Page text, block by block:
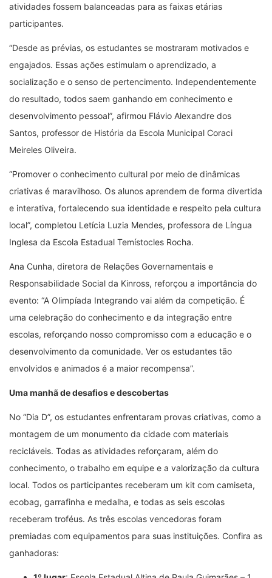
atividades fossem balanceadas para as faixas etárias
participantes.
“Desde as prévias, os estudantes se mostraram motivados e
engajados. Essas ações estimulam o aprendizado, a
socialização e o senso de pertencimento. Independentemente
do resultado, todos saem ganhando em conhecimento e
desenvolvimento pessoal”, afirmou Flávio Alexandre dos
Santos, professor de História da Escola Municipal Coraci
Meireles Oliveira.
“Promover o conhecimento cultural por meio de dinâmicas
criativas é maravilhoso. Os alunos aprendem de forma divertida
e interativa, fortalecendo sua identidade e respeito pela cultura
local”, completou Letícia Luzia Mendes, professora de Língua
Inglesa da Escola Estadual Temístocles Rocha.
Ana Cunha, diretora de Relações Governamentais e
Responsabilidade Social da Kinross, reforçou a importância do
evento: “A Olimpíada Integrando vai além da competição. É
uma celebração do conhecimento e da integração entre
escolas, reforçando nosso compromisso com a educação e o
desenvolvimento da comunidade. Ver os estudantes tão
envolvidos e animados é a maior recompensa”.
Uma manhã de desafios e descobertas
No “Dia D”, os estudantes enfrentaram provas criativas, como a
montagem de um monumento da cidade com materiais
recicláveis. Todas as atividades reforçaram, além do
conhecimento, o trabalho em equipe e a valorização da cultura
local. Todos os participantes receberam um kit com camiseta,
ecobag, garrafinha e medalha, e todas as seis escolas
receberam troféus. As três escolas vencedoras foram
premiadas com equipamentos para suas instituições. Confira as
ganhadoras: